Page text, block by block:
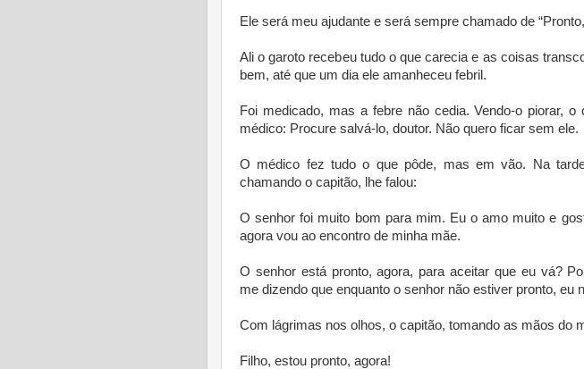
Ele será meu ajudante e será sempre chamado de
Ali o garoto recebeu tudo o que carecia e as coisas
bem, até que um dia ele amanheceu febril.
Foi medicado, mas a febre não cedia. Vendo-o piorar, o
médico: Procure salvá-lo, doutor. Não quero ficar sem ele.
O médico fez tudo o que pôde, mas em vão. Na
chamando o capitão, lhe falou:
O senhor foi muito bom para mim. Eu o amo muito e
agora vou ao encontro de minha mãe.
O senhor está pronto, agora, para aceitar que eu vá?
me dizendo que enquanto o senhor não estiver pronto, eu
Com lágrimas nos olhos, o capitão, tomando as mãos do
Filho, estou pronto, agora!